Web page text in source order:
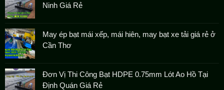
Ninh Giá Rẻ
May ép bạt mái xếp, mái hiên, may bạt xe tải giá rẻ ở
Cần Thơ
Đơn Vị Thi Công Bạt HDPE 0.75mm Lót Ao Hồ Tại
Định Quán Giá Rẻ